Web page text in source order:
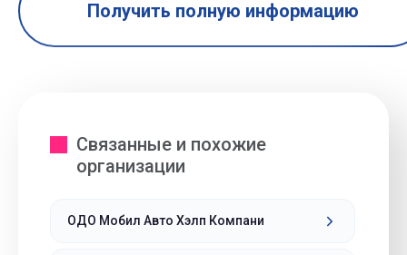
Получить полную информацию
Связанные и похожие
организации
ОДО Мобил Авто Хэлп Компани